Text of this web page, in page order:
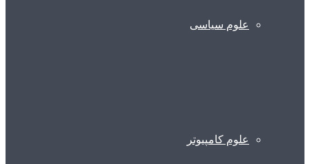
علوم سیاسی
علوم کامپیوتر